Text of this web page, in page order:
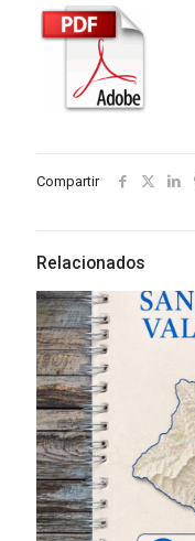
Compartir
Relacionados